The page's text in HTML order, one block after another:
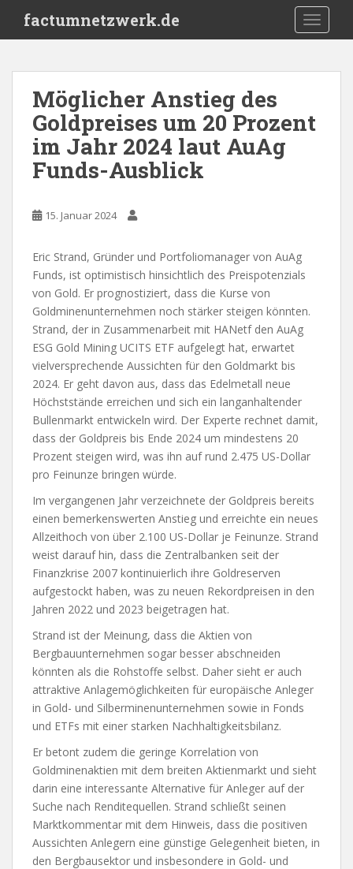
i
factumnetzwerk.de
Möglicher Anstieg des
Goldpreises um 20 Prozent
im Jahr 2024 laut AuAg
Funds-Ausblick
15. Januar 2024
Eric Strand, Gründer und Portfoliomanager von AuAg
Funds, ist optimistisch hinsichtlich des Preispotenzials
von Gold. Er prognostiziert, dass die Kurse von
Goldminenunternehmen noch stärker steigen könnten.
Strand, der in Zusammenarbeit mit HANetf den AuAg
ESG Gold Mining UCITS ETF aufgelegt hat, erwartet
vielversprechende Aussichten für den Goldmarkt bis
2024. Er geht davon aus, dass das Edelmetall neue
Höchststände erreichen und sich ein langanhaltender
Bullenmarkt entwickeln wird. Der Experte rechnet damit,
dass der Goldpreis bis Ende 2024 um mindestens 20
Prozent steigen wird, was ihn auf rund 2.475 US-Dollar
pro Feinunze bringen würde.
Im vergangenen Jahr verzeichnete der Goldpreis bereits
einen bemerkenswerten Anstieg und erreichte ein neues
Allzeithoch von über 2.100 US-Dollar je Feinunze. Strand
weist darauf hin, dass die Zentralbanken seit der
Finanzkrise 2007 kontinuierlich ihre Goldreserven
aufgestockt haben, was zu neuen Rekordpreisen in den
Jahren 2022 und 2023 beigetragen hat.
Strand ist der Meinung, dass die Aktien von
Bergbauunternehmen sogar besser abschneiden
könnten als die Rohstoffe selbst. Daher sieht er auch
attraktive Anlagemöglichkeiten für europäische Anleger
in Gold- und Silberminenunternehmen sowie in Fonds
und ETFs mit einer starken Nachhaltigkeitsbilanz.
Er betont zudem die geringe Korrelation von
Goldminenaktien mit dem breiten Aktienmarkt und sieht
darin eine interessante Alternative für Anleger auf der
Suche nach Renditequellen. Strand schließt seinen
Marktkommentar mit dem Hinweis, dass die positiven
Aussichten Anlegern eine günstige Gelegenheit bieten, in
den Bergbausektor und insbesondere in Gold- und